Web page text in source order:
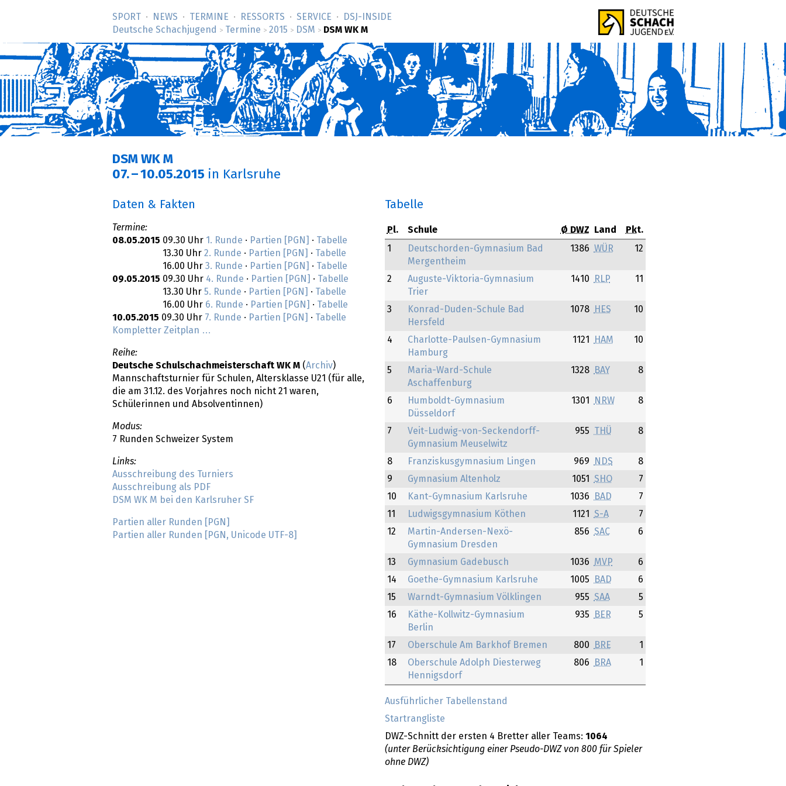
SPORT NEWS TERMINE RESSORTS SERVICE
DSJ-­INSIDE
Deutsche Schachjugend
> Termine > 2015 > DSM > DSM WK M
DSM WK M
07.–10.05.2015 in Karlsruhe
Daten & Fakten
Termine:
08.05.2015 09.30 Uhr 1. Runde · Partien [PGN] · Tabelle
13.30 Uhr 2. Runde · Partien [PGN] · Tabelle
16.00 Uhr 3. Runde · Partien [PGN] · Tabelle
09.05.2015 09.30 Uhr 4. Runde · Partien [PGN] · Tabelle
13.30 Uhr 5. Runde · Partien [PGN] · Tabelle
16.00 Uhr 6. Runde · Partien [PGN] · Tabelle
10.05.2015 09.30 Uhr 7. Runde · Partien [PGN] · Tabelle
Kompletter Zeitplan …
Reihe:
Deutsche Schulschachmeisterschaft WK M (Archiv)
Mannschaftsturnier für Schulen, Altersklasse U21 (für alle,
die am 31.12. des Vorjahres noch nicht 21 waren,
Schülerinnen und Absolventinnen)
Modus:
7 Runden Schweizer System
Links:
Ausschreibung des Turniers
Ausschreibung als PDF
DSM WK M bei den Karlsruher SF
Partien aller Runden [PGN]
Partien aller Runden [PGN, Unicode UTF-8]
Tabelle
Pl. Schule Ø DWZ Land
Pkt.
1
Deutschorden-Gymnasium Bad
Mergentheim
1386 WÜR 12
2
Auguste-Viktoria-Gymnasium
Trier
1410 RLP 11
3
Konrad-Duden-Schule Bad
Hersfeld
1078 HES 10
4
Charlotte-Paulsen-Gymnasium
Hamburg
1121 HAM 10
5
Maria-Ward-Schule
Aschaffenburg
1328 BAY 8
6
Humboldt-Gymnasium
Düsseldorf
1301 NRW 8
7
Veit-Ludwig-von-Seckendorff-
Gymnasium Meuselwitz
955 THÜ 8
8 Franziskusgymnasium Lingen 969 NDS
8
9
Gymnasium Altenholz 1051 SHO
7
10
Kant-Gymnasium Karlsruhe 1036 BAD
7
11
Ludwigsgymnasium Köthen 1121 S-A
7
12
Martin-Andersen-Nexö-
Gymnasium Dresden
856 SAC 6
13 Gymnasium Gadebusch 1036 MVP
6
14
Goethe-Gymnasium Karlsruhe 1005 BAD
6
15
Warndt-Gymnasium Völklingen 955 SAA
5
16
Käthe-Kollwitz-Gymnasium
Berlin
935 BER 5
17 Oberschule Am Barkhof Bremen 800 BRE
1
18
Oberschule Adolph Diesterweg
Hennigsdorf
806 BRA 1
Ausführlicher Tabellenstand
Startrangliste
DWZ-Schnitt der ersten 4 Bretter aller Teams: 1064
(unter Berücksichtigung einer Pseudo-DWZ von 800 für Spieler
ohne DWZ)